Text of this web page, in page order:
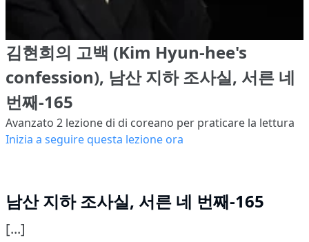
김현희의 고백 (Kim Hyun-hee's
confession), 남산 지하 조사실, 서른 네
번째-165
Avanzato 2 lezione di di coreano per praticare la lettura
Inizia a seguire questa lezione ora
남산 지하 조사실, 서른 네 번째-165
[...]